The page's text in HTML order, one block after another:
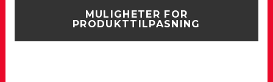
MULIGHETER FOR
PRODUKTTILPASNING